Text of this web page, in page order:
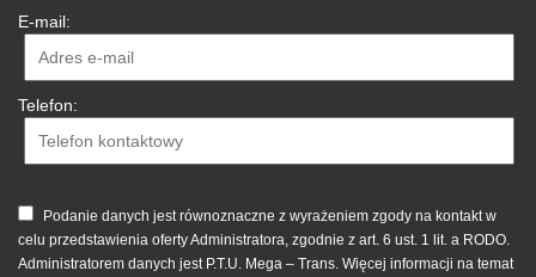
E-mail:
Telefon:
Podanie danych jest równoznaczne z wyrażeniem zgody na kontakt w
celu przedstawienia oferty Administratora, zgodnie z art. 6 ust. 1 lit. a RODO.
Administratorem danych jest P.T.U. Mega – Trans. Więcej informacji na temat